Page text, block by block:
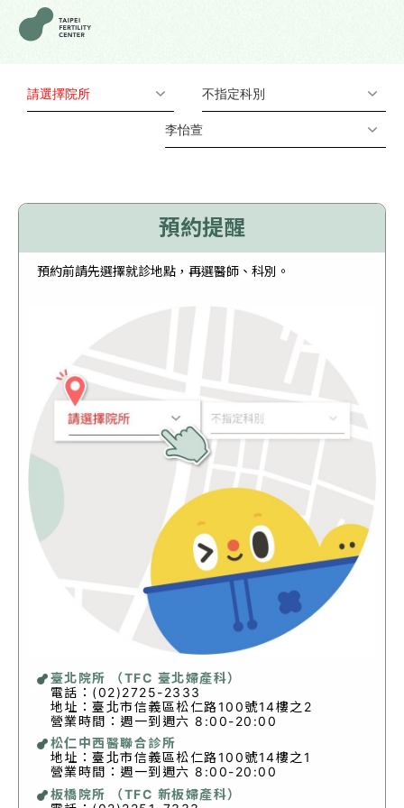
請選擇院所 不指定科別
李怡萱
預約提醒
預約前請先選擇就診地點，再選醫師、科別。
臺北院所 （TFC 臺北婦產科）
電話：(02)2725-2333
地址：臺北市信義區松仁路100號14樓之2
營業時間：週一到週六 8:00-20:00
松仁中西醫聯合診所
地址：臺北市信義區松仁路100號14樓之1
營業時間：週一到週六 8:00-20:00
板橋院所 （TFC 新板婦產科）